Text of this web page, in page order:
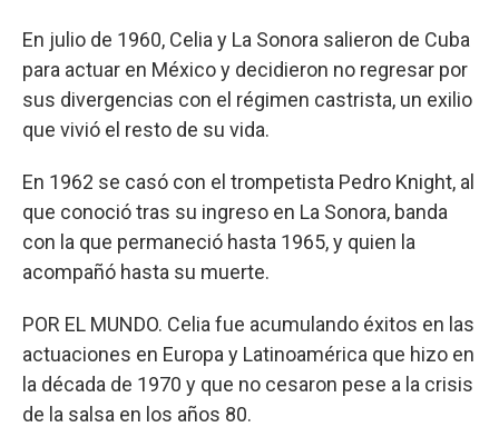
En julio de 1960, Celia y La Sonora salieron de Cuba
para actuar en México y decidieron no regresar por
sus divergencias con el régimen castrista, un exilio
que vivió el resto de su vida.
En 1962 se casó con el trompetista Pedro Knight, al
que conoció tras su ingreso en La Sonora, banda
con la que permaneció hasta 1965, y quien la
acompañó hasta su muerte.
POR EL MUNDO. Celia fue acumulando éxitos en las
actuaciones en Europa y Latinoamérica que hizo en
la década de 1970 y que no cesaron pese a la crisis
de la salsa en los años 80.